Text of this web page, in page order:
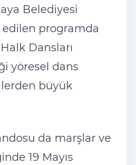
Belediyesi
programda
Dansları
yöresel dans
büyük
da marşlar ve
19 Mayıs